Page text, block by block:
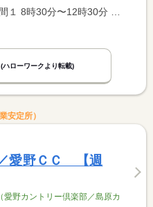
(ハローワークより転載)
安定所）
愛野ＣＣ 【週
野カントリー倶楽部／島原カ